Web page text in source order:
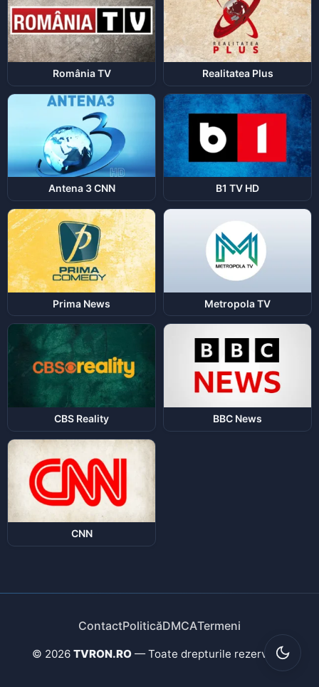
România TV Realitatea Plus
Antena 3 CNN B1 TV HD
Prima News Metropola TV
CBS Reality BBC News
CNN
ContactPoliticăDMCATermeni
© 2026 TVRON.RO — Toate drepturile rezervate.